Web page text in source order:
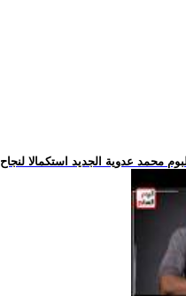
محمد عدوية الجديد استكمالا لنجاح